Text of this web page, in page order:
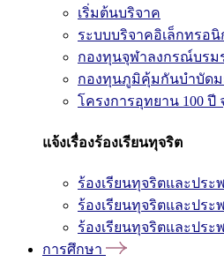
เริ่มต้นบริจาค
ระบบบริจาคอิเล็กทรอนิ
กองทุนจุฬาลงกรณ์บรม
กองทุนภูมิคุ้มกันบำบัดม
โครงการอุทยาน 100
แจ้งเรื่องร้องเรียนทุจริต
ร้องเรียนทุจริตและปร
ร้องเรียนทุจริตและปร
ร้องเรียนทุจริตและปร
การศึกษา